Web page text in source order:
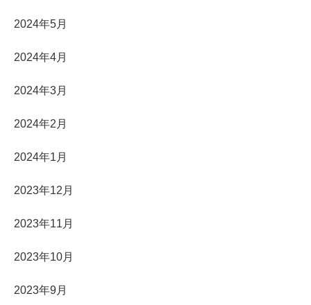
2024年5月
2024年4月
2024年3月
2024年2月
2024年1月
2023年12月
2023年11月
2023年10月
2023年9月